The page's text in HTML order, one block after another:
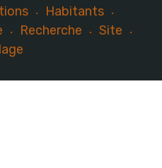
Habitants
Recherche
Site